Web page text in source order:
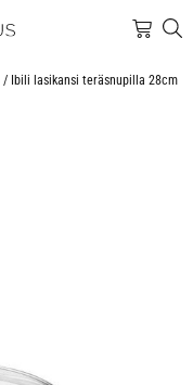
/ Ibili lasikansi teräsnupilla 28cm